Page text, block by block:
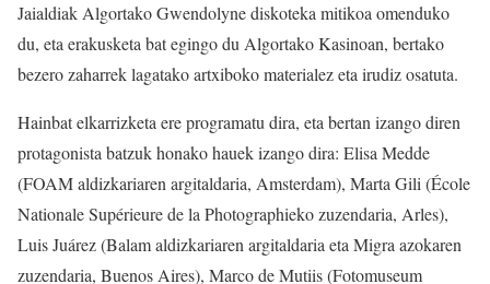
Jaialdiak Algortako Gwendolyne diskoteka mitikoa omenduko
du, eta erakusketa bat egingo du Algortako Kasinoan, bertako
bezero zaharrek lagatako artxiboko materialez eta irudiz osatuta.
Hainbat elkarrizketa ere programatu dira, eta bertan izango diren
protagonista batzuk honako hauek izango dira: Elisa Medde
(FOAM aldizkariaren argitaldaria, Amsterdam), Marta Gili (École
Nationale Supérieure de la Photographieko zuzendaria, Arles),
Luis Juárez (Balam aldizkariaren argitaldaria eta Migra azokaren
zuzendaria, Buenos Aires), Marco de Mutiis (Fotomuseum